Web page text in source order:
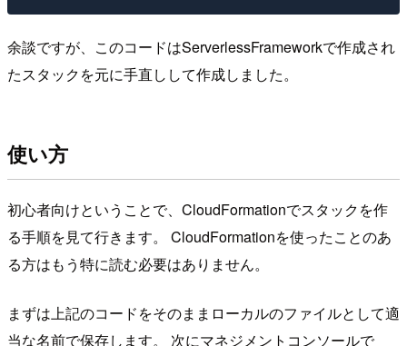
余談ですが、このコードはServerlessFrameworkで作成され
たスタックを元に手直しして作成しました。
使い方
初心者向けということで、CloudFormationでスタックを作
る手順を見て行きます。 CloudFormationを使ったことのあ
る方はもう特に読む必要はありません。
まずは上記のコードをそのままローカルのファイルとして適
当な名前で保存します。 次にマネジメントコンソールで